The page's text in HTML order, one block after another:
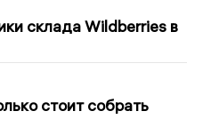
склада Wildberries в
стоит собрать